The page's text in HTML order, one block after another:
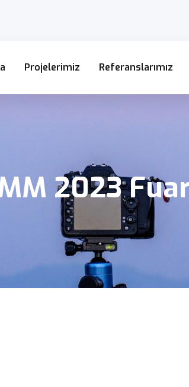
Projelerimiz Referanslarımız
2023